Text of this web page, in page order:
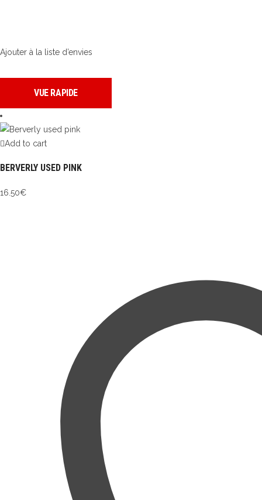
Ajouter à la liste d’envies
VUE RAPIDE
Add to cart
BERVERLY USED PINK
16.50€